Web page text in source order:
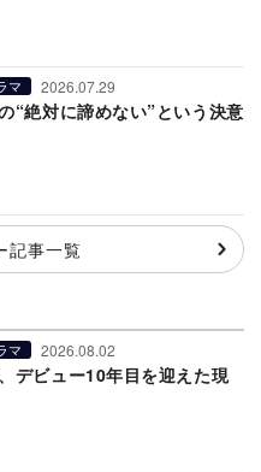
マ 2026.07.29
“絶対に諦めない”という決意
記事一覧
マ 2026.08.02
デビュー10年目を迎えた現